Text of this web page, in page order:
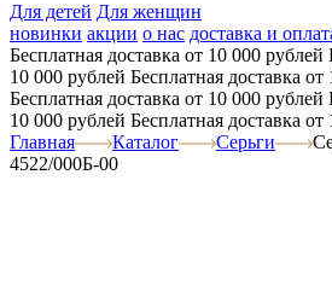
Для детей Для женщин
новинки акции о нас доставка и
Бесплатная доставка от 10 000 рублей
10 000 рублей Бесплатная доставка
Бесплатная доставка от 10 000 рублей
10 000 рублей Бесплатная доставка
Главная
Каталог Серьги
4522/000Б-00